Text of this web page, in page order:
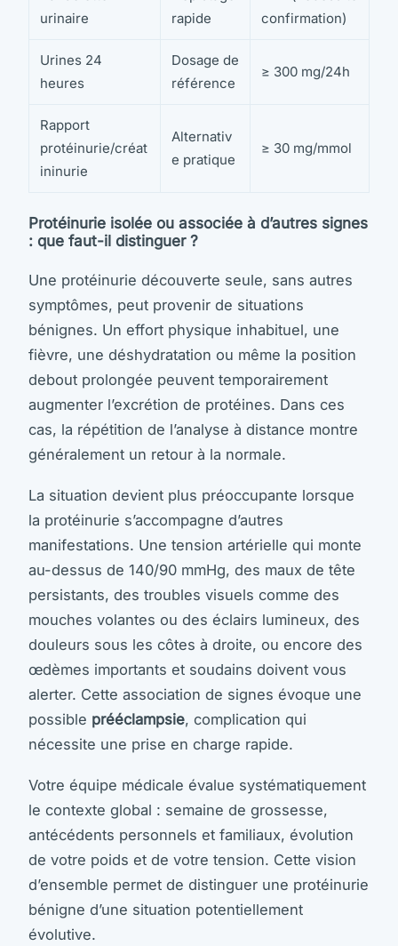
urinaire
rapide
confirmation)
Urines 24
heures
Dosage de
référence
≥ 300 mg/24h
Rapport
protéinurie/créat
ininurie
Alternativ
e pratique
≥ 30 mg/mmol
Protéinurie isolée ou associée à d’autres signes
: que faut-il distinguer ?
Une protéinurie découverte seule, sans autres
symptômes, peut provenir de situations
bénignes. Un effort physique inhabituel, une
fièvre, une déshydratation ou même la position
debout prolongée peuvent temporairement
augmenter l’excrétion de protéines. Dans ces
cas, la répétition de l’analyse à distance montre
généralement un retour à la normale.
La situation devient plus préoccupante lorsque
la protéinurie s’accompagne d’autres
manifestations. Une tension artérielle qui monte
au-dessus de 140/90 mmHg, des maux de tête
persistants, des troubles visuels comme des
mouches volantes ou des éclairs lumineux, des
douleurs sous les côtes à droite, ou encore des
œdèmes importants et soudains doivent vous
alerter. Cette association de signes évoque une
possible prééclampsie, complication qui
nécessite une prise en charge rapide.
Votre équipe médicale évalue systématiquement
le contexte global : semaine de grossesse,
antécédents personnels et familiaux, évolution
de votre poids et de votre tension. Cette vision
d’ensemble permet de distinguer une protéinurie
bénigne d’une situation potentiellement
évolutive.